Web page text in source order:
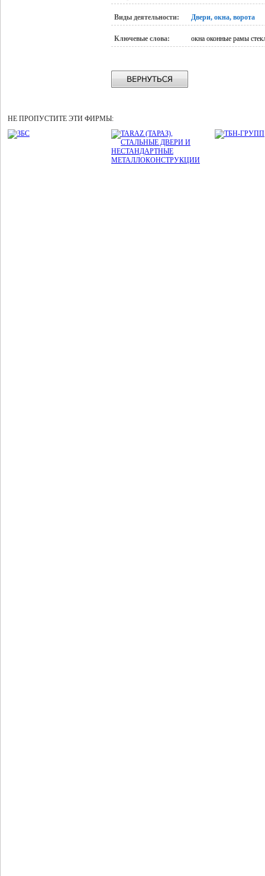
Виды деятельности: Двери, окна, ворота
Ключевые слова: окна оконные рамы
НЕ ПРОПУСТИТЕ ЭТИ ФИРМЫ: